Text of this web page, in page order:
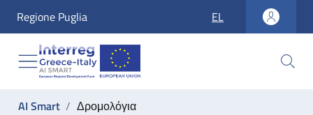
accesskey_vai_nav
accesskey_vai_ricerca
accesskey_vai_contenuti
accesskey_vai_footer
Regione Puglia EL
AI Smart Δρομολόγια